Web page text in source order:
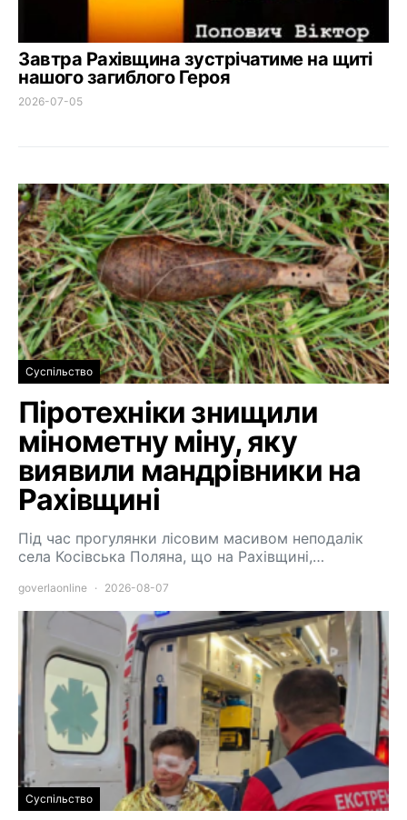
Завтра Рахівщина зустрічатиме на щиті
нашого загиблого Героя
2026-07-05
Суспільство
Піротехніки знищили
мінометну міну, яку
виявили мандрівники на
Рахівщині
Під час прогулянки лісовим масивом неподалік
села Косівська Поляна, що на Рахівщині,…
goverlaonline 2026-08-07
Суспільство